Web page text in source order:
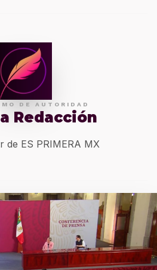
DE AUTORIDAD
Redacción
de ES PRIMERA MX